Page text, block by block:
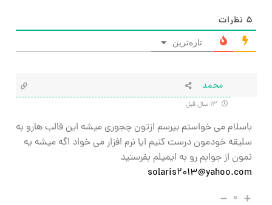
۵ نظرات
تازه‌ترین
محمد
باسلام می خواستم بپرسم ازتون چجوری میشه این قالب هارو به
سلیقه خودمون درست کنیم ایا نرم افزار می خواد اگه میشه یه
نمون از جوابم رو به ایمیلم بفرستید
solaris2013@yahoo.com
۰